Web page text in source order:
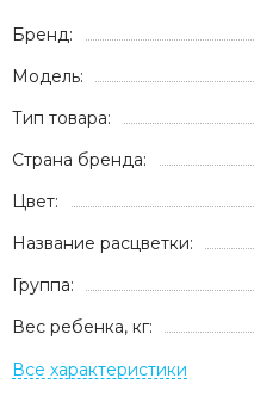
Бренд:
Модель:
Тип товара:
Страна бренда:
Цвет:
Название расцветки:
Группа:
Вес ребенка, кг: